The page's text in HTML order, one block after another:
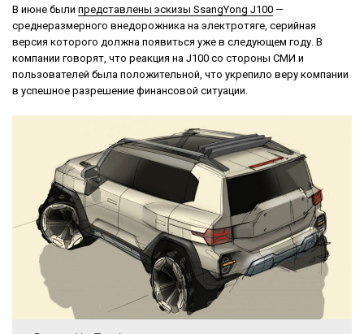
В июне были представлены эскизы SsangYong J100 —
среднеразмерного внедорожника на электротяге, серийная
версия которого должна появиться уже в следующем году. В
компании говорят, что реакция на J100 со стороны СМИ и
пользователей была положительной, что укрепило веру компании
в успешное разрешение финансовой ситуации.